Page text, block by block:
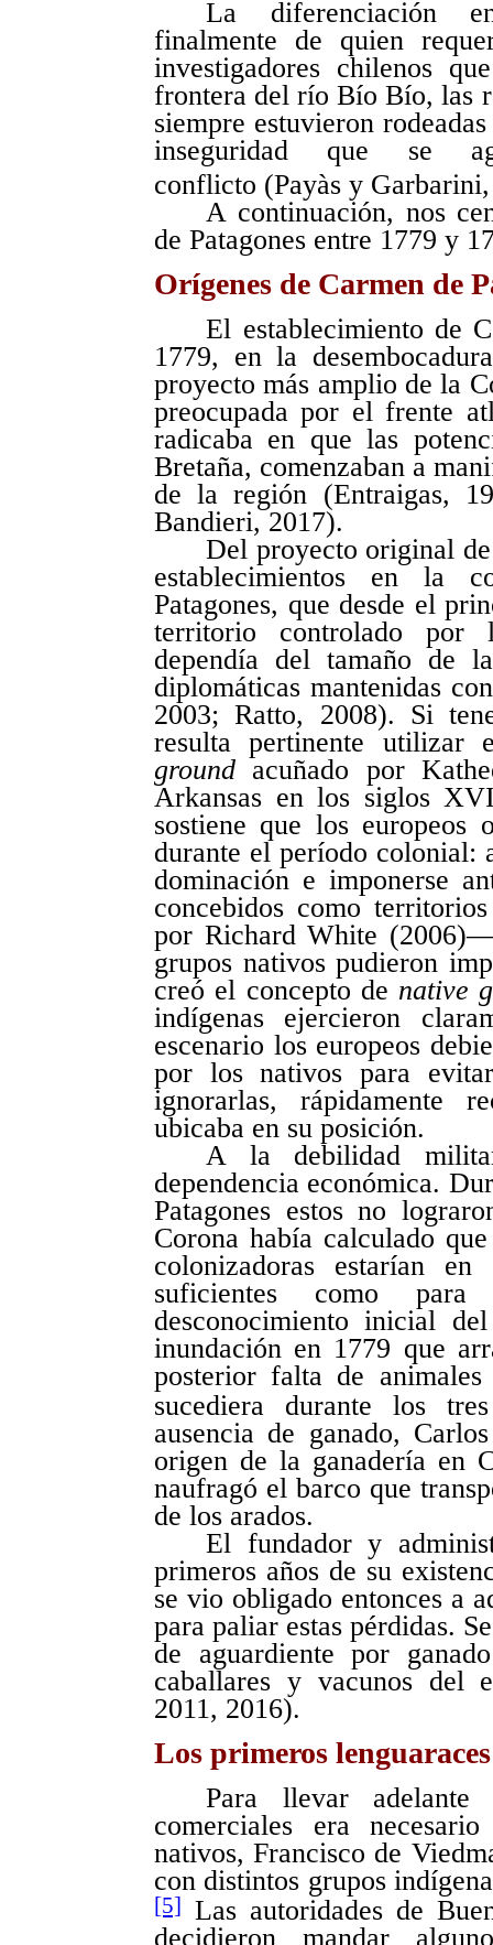
La diferenciación
finalmente de quien
investigadores chilenos
frontera del río BíoBío, las
siempre estuvieron
inseguridad que se
conflicto (Payàs y
A continuación, nos
de Patagones entre 1779 y
Orígenes de Carmen de
El establecimiento de
1779, en la
proyecto más amplio de la
preocupada por el frente
radicaba en que las
Bretaña, comenzaban a
de la región (Entraigas,
Bandieri, 2017).
Del proyecto original
establecimientos en la
Patagones, que desde el
territorio controlado por
dependía del tamaño de
diplomáticas mantenidas
2003; Ratto, 2008). Si
resulta pertinente
ground acuñado por
Arkansas en los siglos
sostiene que los europeos
durante el período colonial:
dominación e imponerse
concebidos como
por Richard White
grupos nativos pudieron
creó el concepto de native
indígenas ejercieron
escenario los europeos
por los nativos para
ignorarlas, rápidamente
ubicaba en su posición.
A la debilidad
dependencia económica.
Patagones estos no
Corona había calculado
colonizadoras estarían
suficientes como
desconocimiento inicial
inundación en 1779 que
posterior falta de
sucediera durante los
ausencia de ganado,
origen de la ganadería en
naufragó el barco que
de los arados.
El fundador y
primeros años de su
se vio obligado entonces a
para paliar estas pérdidas.
de aguardiente por
caballares y vacunos del
2011, 2016).
Los primeros
Para llevar adelante
comerciales era
nativos, Francisco de
con distintos grupos
[5] Las autoridades de
decidieron mandar